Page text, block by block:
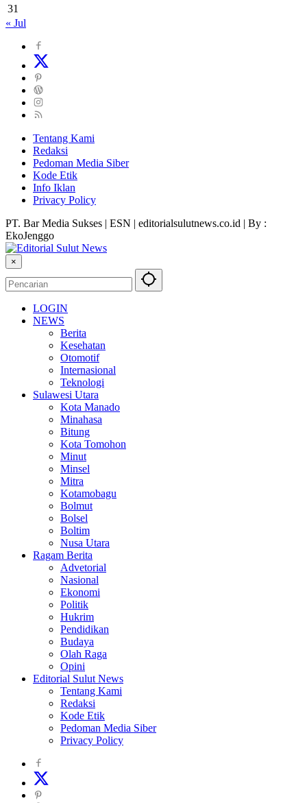
31
« Jul
Tentang Kami
Redaksi
Pedoman Media Siber
Kode Etik
Info Iklan
Privacy Policy
PT. Bar Media Sukses | ESN | editorialsulutnews.co.id | By :
EkoJenggo
×
LOGIN
NEWS
Berita
Kesehatan
Otomotif
Internasional
Teknologi
Sulawesi Utara
Kota Manado
Minahasa
Bitung
Kota Tomohon
Minut
Minsel
Mitra
Kotamobagu
Bolmut
Bolsel
Boltim
Nusa Utara
Ragam Berita
Advetorial
Nasional
Ekonomi
Politik
Hukrim
Pendidikan
Budaya
Olah Raga
Opini
Editorial Sulut News
Tentang Kami
Redaksi
Kode Etik
Pedoman Media Siber
Privacy Policy